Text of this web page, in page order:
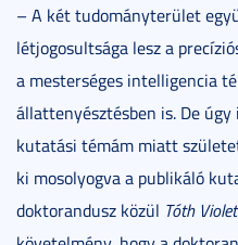
– A két tudományterület
létjogosultsága lesz a
a mesterséges intelligencia
állattenyésztésben is. De
kutatási témám miatt
ki mosolyogva a publikáló
doktorandusz közül Tóth